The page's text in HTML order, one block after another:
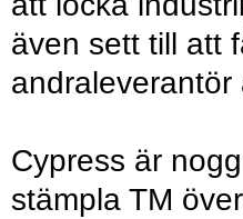
även sett till att
andraleverantör
Cypress är
stämpla TM